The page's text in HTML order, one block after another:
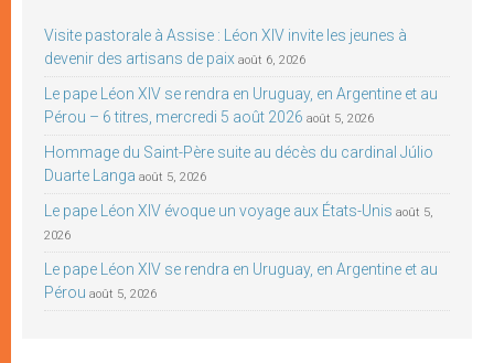
Visite pastorale à Assise : Léon XIV invite les jeunes à
devenir des artisans de paix août 6, 2026
Le pape Léon XIV se rendra en Uruguay, en Argentine et au
Pérou – 6 titres, mercredi 5 août 2026 août 5, 2026
Hommage du Saint-Père suite au décès du cardinal Júlio
Duarte Langa août 5, 2026
Le pape Léon XIV évoque un voyage aux États-Unis août 5,
2026
Le pape Léon XIV se rendra en Uruguay, en Argentine et au
Pérou août 5, 2026